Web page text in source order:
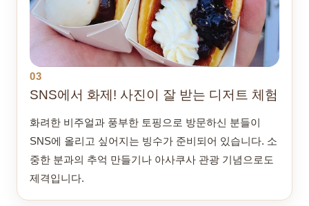
03
SNS에서 화제! 사진이 잘 받는 디저트 체험
화려한 비주얼과 풍부한 토핑으로 방문하신 분들이
SNS에 올리고 싶어지는 빙수가 준비되어 있습니다. 소
중한 분과의 추억 만들기나 아사쿠사 관광 기념으로도
제격입니다.